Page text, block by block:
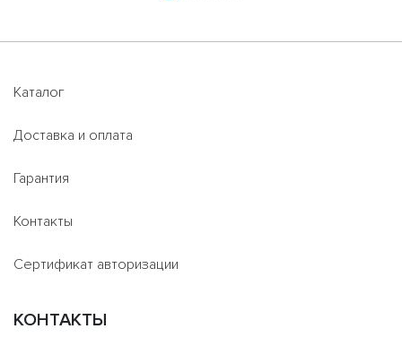
Каталог
Доставка и оплата
Гарантия
Контакты
Сертификат авторизации
КОНТАКТЫ